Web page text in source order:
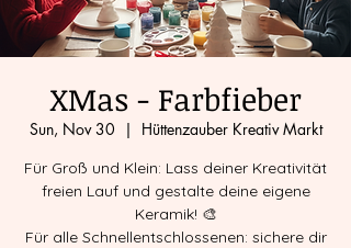
XMas - Farbfieber
Sun, Nov 30
  |
Hüttenzauber Kreativ Markt
Für Groß und Klein: Lass deiner Kreativität
freien Lauf und gestalte deine eigene
Keramik! 🎨
Für alle Schnellentschlossenen: sichere dir